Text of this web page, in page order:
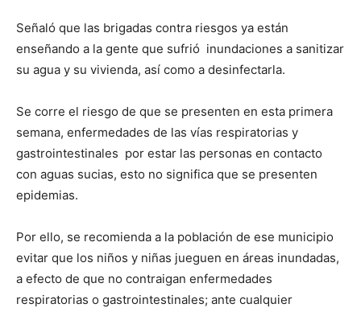
Señaló que las brigadas contra riesgos ya están
enseñando a la gente que sufrió inundaciones a sanitizar
su agua y su vivienda, así como a desinfectarla.
Se corre el riesgo de que se presenten en esta primera
semana, enfermedades de las vías respiratorias y
gastrointestinales por estar las personas en contacto
con aguas sucias, esto no significa que se presenten
epidemias.
Por ello, se recomienda a la población de ese municipio
evitar que los niños y niñas jueguen en áreas inundadas,
a efecto de que no contraigan enfermedades
respiratorias o gastrointestinales; ante cualquier